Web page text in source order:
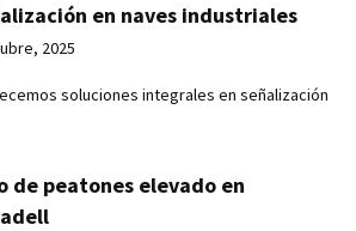
en naves industriales
2025
soluciones integrales en señalización
de peatones elevado en